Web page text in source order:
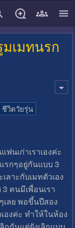
เมทนรก
ชีวิตวัยรุ่น
นเก่าเราเองค่ะ
รกๆอยู่กันแบบ 3
ลาะกับเมทตัวเอง
คนมีเพื่อนเรา
เลย พอขึ้นปีสอง
องค่ะ ทำให้ในห้อง
close